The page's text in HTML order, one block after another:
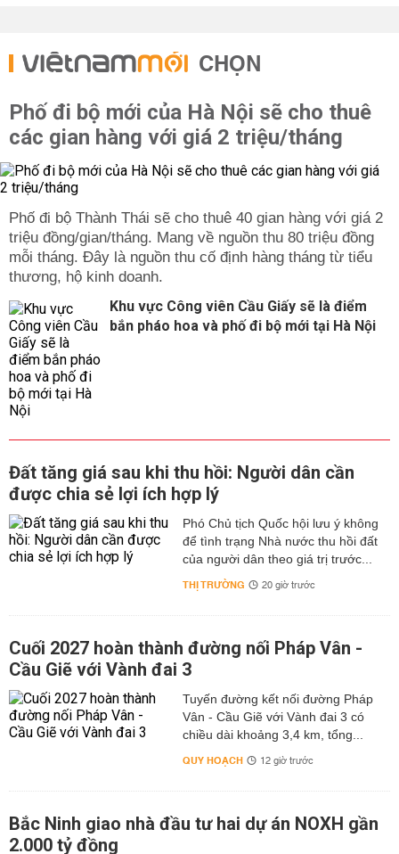
CHỌN
Phố đi bộ mới của Hà Nội sẽ cho thuê
các gian hàng với giá 2 triệu/tháng
Phố đi bộ Thành Thái sẽ cho thuê 40 gian hàng với giá 2
triệu đồng/gian/tháng. Mang về nguồn thu 80 triệu đồng
mỗi tháng. Đây là nguồn thu cố định hàng tháng từ tiểu
thương, hộ kinh doanh.
Khu vực Công viên Cầu Giấy sẽ là điểm
bắn pháo hoa và phố đi bộ mới tại Hà Nội
Đất tăng giá sau khi thu hồi: Người dân cần
được chia sẻ lợi ích hợp lý
Phó Chủ tịch Quốc hội lưu ý không
để tình trạng Nhà nước thu hồi đất
của người dân theo giá trị trước...
THỊ TRƯỜNG 20 giờ trước
Cuối 2027 hoàn thành đường nối Pháp Vân -
Cầu Giẽ với Vành đai 3
Tuyến đường kết nối đường Pháp
Vân - Cầu Giẽ với Vành đai 3 có
chiều dài khoảng 3,4 km, tổng...
QUY HOẠCH 12 giờ trước
Bắc Ninh giao nhà đầu tư hai dự án NOXH gần
2.000 tỷ đồng